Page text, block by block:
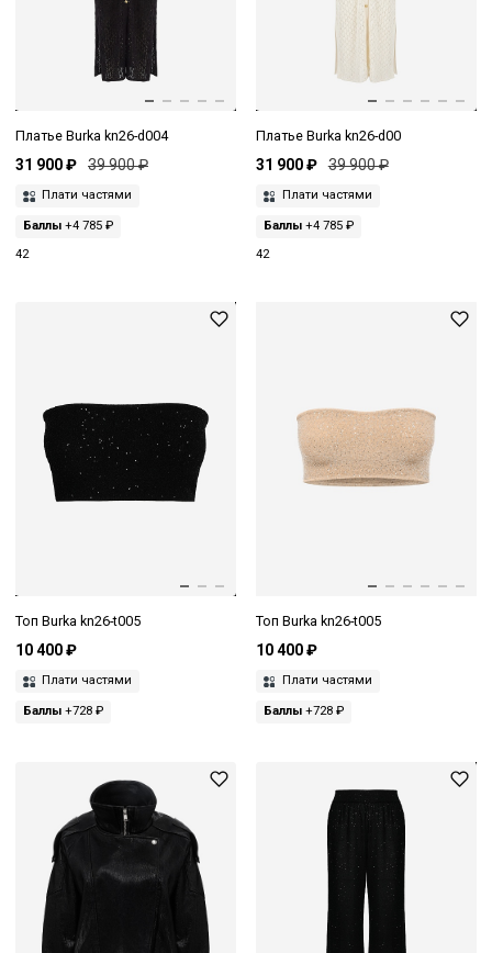
Платье Burka kn26-d004
31 900 ₽ 39 900 ₽
Плати частями
Баллы +4 785 ₽
42
Платье Burka kn26-d00
31 900 ₽ 39 900 ₽
Плати частями
Баллы+4 785 ₽
42
Топ Burka kn26-t005
10 400 ₽
Плати частями
Баллы +728 ₽
Топ Burka kn26-t005
10 400 ₽
Плати частями
Баллы+728 ₽